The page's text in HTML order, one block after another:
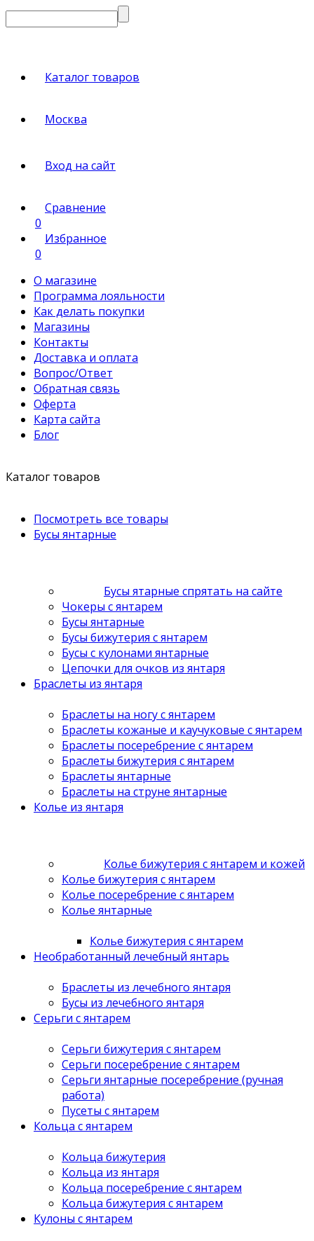
Каталог товаров
Москва
Вход на сайт
Сравнение
0
Избранное
0
О магазине
Программа лояльности
Как делать покупки
Магазины
Контакты
Доставка и оплата
Вопрос/Ответ
Обратная связь
Оферта
Карта сайта
Блог
Каталог товаров
Посмотреть все товары
Бусы янтарные
Бусы ятарные спрятать на сайте
Чокеры с янтарем
Бусы янтарные
Бусы бижутерия с янтарем
Бусы с кулонами янтарные
Цепочки для очков из янтаря
Браслеты из янтаря
Браслеты на ногу с янтарем
Браслеты кожаные и каучуковые с янтарем
Браслеты посеребрение с янтарем
Браслеты бижутерия с янтарем
Браслеты янтарные
Браслеты на струне янтарные
Колье из янтаря
Колье бижутерия с янтарем и кожей
Колье бижутерия с янтарем
Колье посеребрение с янтарем
Колье янтарные
Колье бижутерия с янтарем
Необработанный лечебный янтарь
Браслеты из лечебного янтаря
Бусы из лечебного янтаря
Серьги с янтарем
Серьги бижутерия с янтарем
Серьги посеребрение с янтарем
Серьги янтарные посеребрение (ручная
работа)
Пусеты с янтарем
Кольца с янтарем
Кольца бижутерия
Кольца из янтаря
Кольца посеребрение с янтарем
Кольца бижутерия с янтарем
Кулоны с янтарем